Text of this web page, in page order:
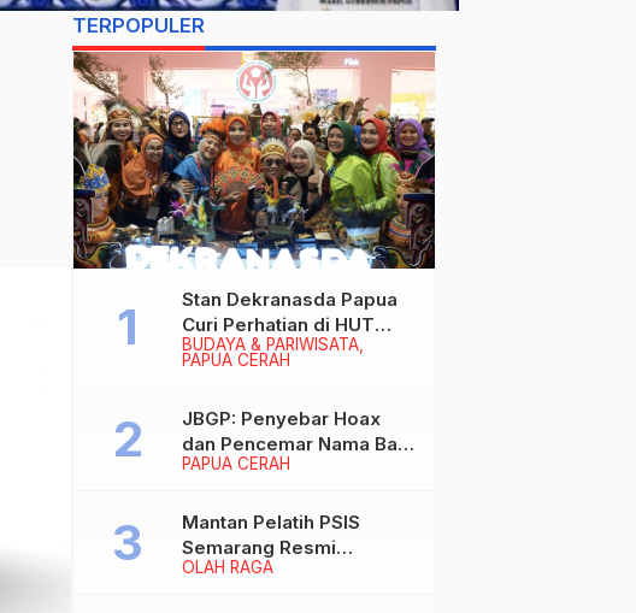
TERPOPULER
BUDAYA & PARIWISATA
PAPUA CERAH
Stan Dekranasda Papua
Curi Perhatian di HUT
Dekranas 2026, Ibu
PAPUA CERAH
JBGP: Penyebar Hoax
dan Pencemar Nama Baik
Gubernur Papua Siap
Hukum!
OLAH RAGA
Mantan Pelatih PSIS
Semarang Resmi
Nakhodahi Persipura